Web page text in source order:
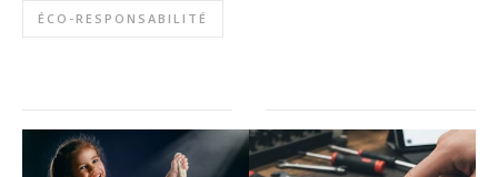
ÉCO-RESPONSABILITÉ